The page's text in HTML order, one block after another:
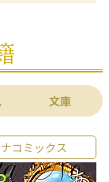
文庫
コミックス